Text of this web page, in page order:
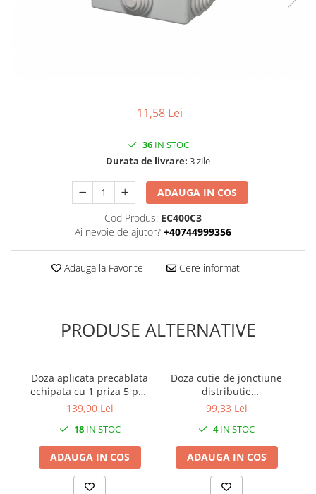
11,58 Lei
36IN STOC
Durata de livrare: 3 zile
ADAUGA IN COS
Cod Produs: EC400C3
Ai nevoie de ajutor? +40744999356
Adauga la Favorite Cere informatii
PRODUSE ALTERNATIVE
Doza aplicata precablata
echipata cu 1 priza 5 poli
3P+N+E 32A 400V si 1
IP44 150x110mm
139,90 Lei
18IN STOC
ADAUGA IN COS
Doza cutie de jonctiune
distributie
240x190x90mm aplicata
presetupe grad de
protectie IP67
99,33 Lei
4IN STOC
ADAUGA IN COS